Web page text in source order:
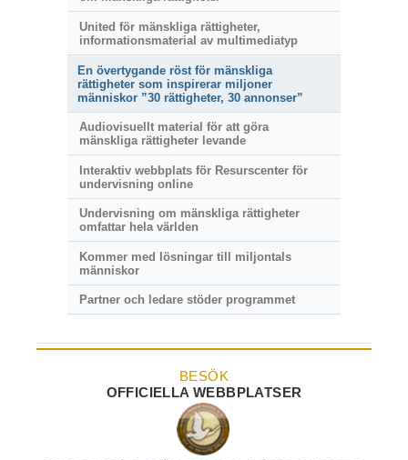
United för mänskliga rättigheter,
informationsmaterial av multimediatyp
En övertygande röst för mänskliga
rättigheter som inspirerar miljoner
människor ”30 rättigheter, 30 annonser”
Audiovisuellt material för att göra
mänskliga rättigheter levande
Interaktiv webbplats för Resurscenter för
undervisning online
Undervisning om mänskliga rättigheter
omfattar hela världen
Kommer med lösningar till miljontals
människor
Partner och ledare stöder programmet
BESÖK
OFFICIELLA WEBBPLATSER